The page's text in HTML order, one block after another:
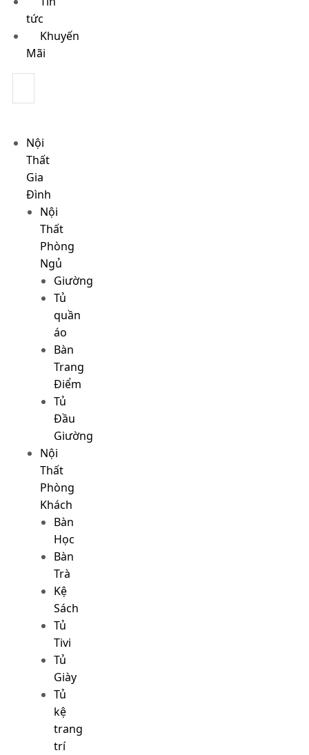
tức
Khuyến
Mãi
Nội
Thất
Gia
Đình
Nội
Thất
Phòng
Ngủ
Giường
Tủ
quần
áo
Bàn
Trang
Điểm
Tủ
Đầu
Giường
Nội
Thất
Phòng
Khách
Bàn
Học
Bàn
Trà
Kệ
Sách
Tủ
Tivi
Tủ
Giày
Tủ
kệ
trang
trí